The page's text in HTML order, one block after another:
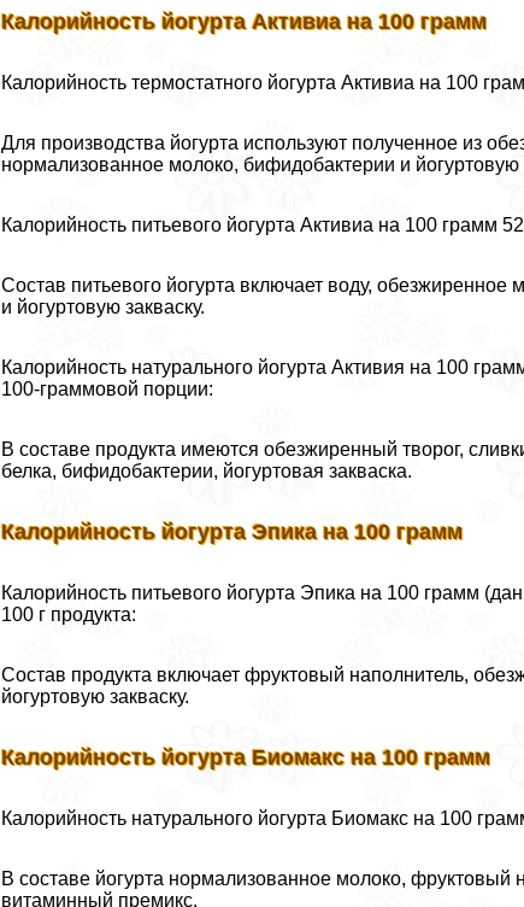
Калорийность йогурта Активиа на 100 грамм
Калорийность термостатного йогурта Активиа на 100
Для производства йогурта используют полученное из
нормализованное молоко, бифидобактерии и йогуртовую
Калорийность питьевого йогурта Активиа на 100 грамм
Состав питьевого йогурта включает воду,
и йогуртовую закваску.
Калорийность натурального йогурта Активия на 100
100-граммовой порции:
В составе продукта имеются обезжиренный творог,
белка, бифидобактерии, йогуртовая закваска.
Калорийность йогурта Эпика на 100 грамм
Калорийность питьевого йогурта Эпика на 100 грамм
100 г продукта:
Состав продукта включает фруктовый наполнитель,
йогуртовую закваску.
Калорийность йогурта Биомакс на 100 грамм
Калорийность натурального йогурта Биомакс на 100
В составе йогурта нормализованное молоко, фруктовый
витаминный премикс.